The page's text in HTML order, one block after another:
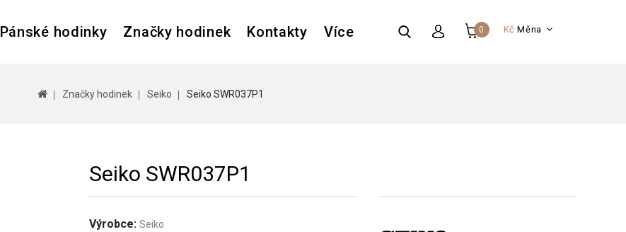
Kč Měna
0
Pánské hodinky Značky hodinek Kontakty Více
Značky hodinek Seiko Seiko SWR037P1
Seiko SWR037P1
Výrobce: Seiko